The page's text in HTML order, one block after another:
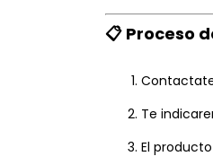
📋 Proceso
Te
El